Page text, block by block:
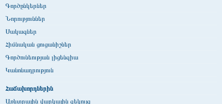
Գործընկերներ
Նորություններ
Սակագներ
Հիմնական ցուցանիշներ
Գործունեության լիցենզիա
Կանոնադրություն
Հաճախորդներին
Առևտրային վարկային զեկույց